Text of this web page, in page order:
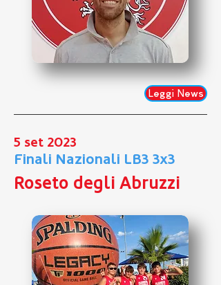
Leggi News
5 set 2023
Finali Nazionali LB3 3x3
Roseto degli Abruzzi